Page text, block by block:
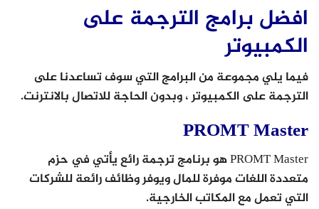
افضل برامج الترجمة على
الكمبيوتر
فيما يلي مجموعة من البرامج التي سوف تساعدنا على
الترجمة على الكمبيوتر ، وبدون الحاجة للاتصال بالانترنت.
PROMT Master
PROMT Master هو برنامج ترجمة رائع يأتي في حزم
متعددة اللغات موفرة للمال ويوفر وظائف رائعة للشركات
التي تعمل مع المكاتب الخارجية.